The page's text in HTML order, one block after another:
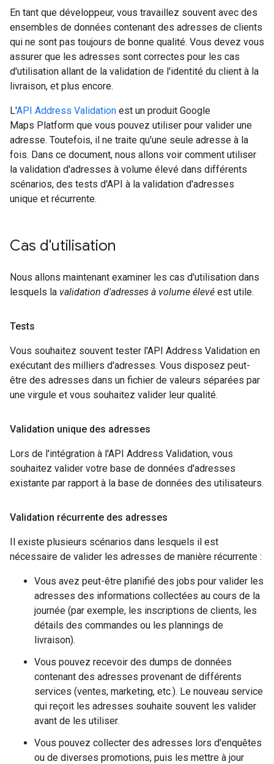
En tant que développeur, vous travaillez souvent avec des
ensembles de données contenant des adresses de clients
qui ne sont pas toujours de bonne qualité. Vous devez vous
assurer que les adresses sont correctes pour les cas
d'utilisation allant de la validation de l'identité du client à la
livraison, et plus encore.
L'API Address Validation est un produit Google
Maps Platform que vous pouvez utiliser pour valider une
adresse. Toutefois, il ne traite qu'une seule adresse à la
fois. Dans ce document, nous allons voir comment utiliser
la validation d'adresses à volume élevé dans différents
scénarios, des tests d'API à la validation d'adresses
unique et récurrente.
Cas d'utilisation
Nous allons maintenant examiner les cas d'utilisation dans
lesquels la validation d'adresses à volume élevé est utile.
Tests
Vous souhaitez souvent tester l'API Address Validation en
exécutant des milliers d'adresses. Vous disposez peut-
être des adresses dans un fichier de valeurs séparées par
une virgule et vous souhaitez valider leur qualité.
Validation unique des adresses
Lors de l'intégration à l'API Address Validation, vous
souhaitez valider votre base de données d'adresses
existante par rapport à la base de données des utilisateurs.
Validation récurrente des adresses
Il existe plusieurs scénarios dans lesquels il est
nécessaire de valider les adresses de manière récurrente :
Vous avez peut-être planifié des jobs pour valider les
adresses des informations collectées au cours de la
journée (par exemple, les inscriptions de clients, les
détails des commandes ou les plannings de
livraison).
Vous pouvez recevoir des dumps de données
contenant des adresses provenant de différents
services (ventes, marketing, etc.). Le nouveau service
qui reçoit les adresses souhaite souvent les valider
avant de les utiliser.
Vous pouvez collecter des adresses lors d'enquêtes
ou de diverses promotions, puis les mettre à jour